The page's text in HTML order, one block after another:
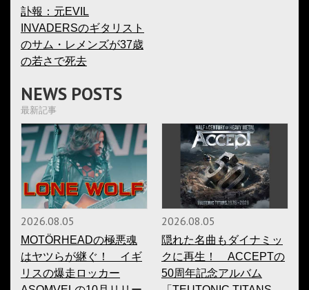
訃報：元EVIL
INVADERSのギタリスト
のサム・レメンズが37歳
の若さで死去
NEWS POSTS
最新記事
2026.08.05
MOTÖRHEADの極悪魂
はヤツらが継ぐ！ イギ
リスの爆走ロッカー
2026.08.05
隠れた名曲もダイナミッ
クに再生！ ACCEPTの
50周年記念アルバム